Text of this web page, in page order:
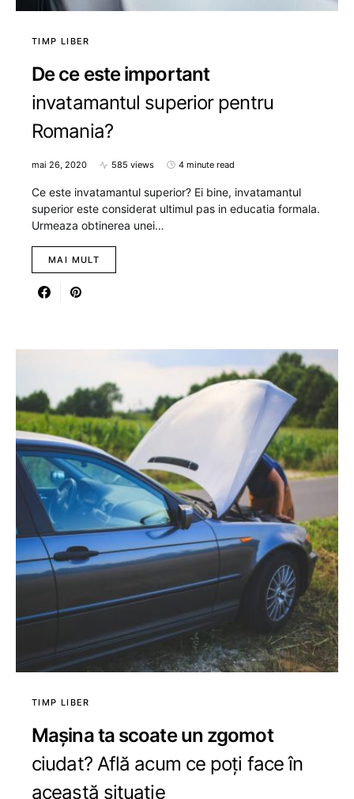
TIMP LIBER
De ce este important
invatamantul superior pentru
Romania?
mai 26, 2020 585 views 4 minute read
Ce este invatamantul superior? Ei bine, invatamantul
superior este considerat ultimul pas in educatia formala.
Urmeaza obtinerea unei…
MAI MULT
TIMP LIBER
Mașina ta scoate un zgomot
ciudat? Află acum ce poți face în
această situație